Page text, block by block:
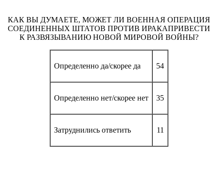
КАК ВЫ ДУМАЕТЕ, МОЖЕТ ЛИ ВОЕННАЯ ОПЕРАЦИЯ
СОЕДИНЕННЫХ ШТАТОВ ПРОТИВ ИРАКАПРИВЕСТИ
К РАЗВЯЗЫВАНИЮ НОВОЙ МИРОВОЙ ВОЙНЫ?
Определенно да/скорее да 54
Определенно нет/скорее нет 35
Затруднились ответить 11